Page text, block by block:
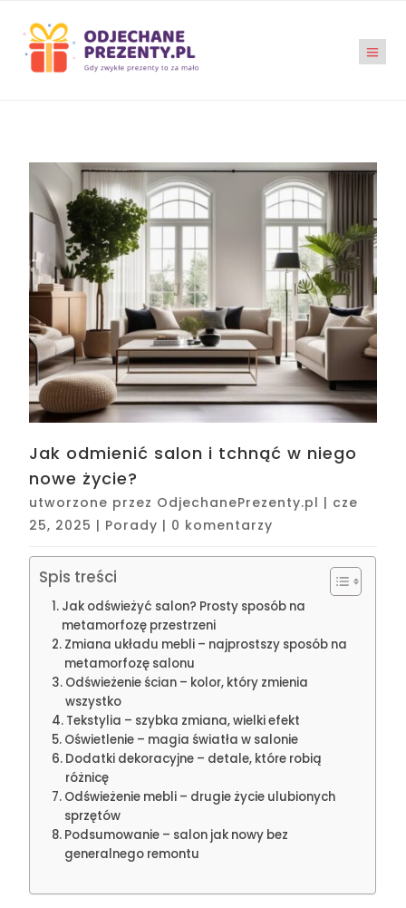
Jak odmienić salon i tchnąć w niego
nowe życie?
utworzone przez OdjechanePrezenty.pl | cze
25, 2025 | Porady | 0 komentarzy
Spis treści
Jak odświeżyć salon? Prosty sposób na
metamorfozę przestrzeni
Zmiana układu mebli – najprostszy sposób na
metamorfozę salonu
Odświeżenie ścian – kolor, który zmienia
wszystko
Tekstylia – szybka zmiana, wielki efekt
Oświetlenie – magia światła w salonie
Dodatki dekoracyjne – detale, które robią
różnicę
Odświeżenie mebli – drugie życie ulubionych
sprzętów
Podsumowanie – salon jak nowy bez
generalnego remontu